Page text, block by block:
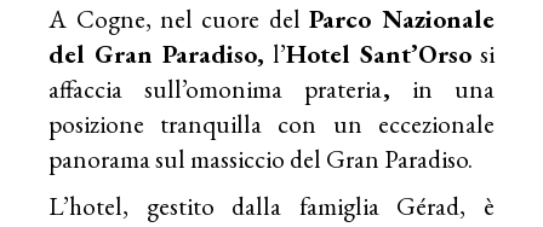
A Cogne, nel cuore delParco Nazionale
del Gran Paradiso,l’Hotel Sant’Orso si
affaccia sull’omonima prateria, in una
posizione tranquilla con un eccezionale
panorama sul massiccio del Gran Paradiso.
L’hotel, gestito dalla famiglia Gérad, è